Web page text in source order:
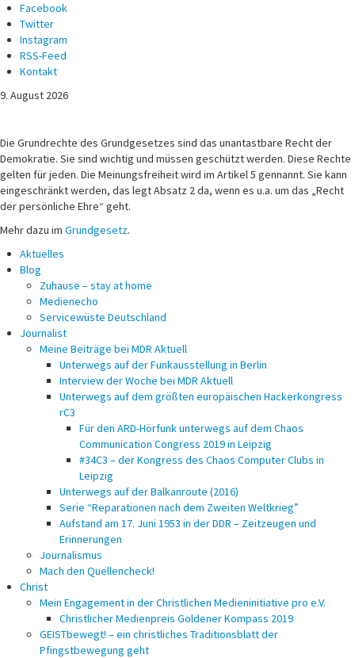
Facebook
Twitter
Instagram
RSS-Feed
Kontakt
9. August 2026
Michael Voß
Journalist und Christ
Die Grundrechte des Grundgesetzes sind das unantastbare Recht der
Demokratie. Sie sind wichtig und müssen geschützt werden. Diese Rechte
gelten für jeden. Die Meinungsfreiheit wird im Artikel 5 gennannt. Sie kann
eingeschränkt werden, das legt Absatz 2 da, wenn es u.a. um das „Recht
der persönliche Ehre“ geht.
Mehr dazu im Grundgesetz.
Aktuelles
Blog
Zuhause – stay at home
Medienecho
Servicewüste Deutschland
Journalist
Meine Beiträge bei MDR Aktuell
Unterwegs auf der Funkausstellung in Berlin
Interview der Woche bei MDR Aktuell
Unterwegs auf dem größten europäischen Hackerkongress
rC3
Für den ARD-Hörfunk unterwegs auf dem Chaos
Communication Congress 2019 in Leipzig
#34C3 – der Kongress des Chaos Computer Clubs in
Leipzig
Unterwegs auf der Balkanroute (2016)
Serie “Reparationen nach dem Zweiten Weltkrieg”
Aufstand am 17. Juni 1953 in der DDR – Zeitzeugen und
Erinnerungen
Journalismus
Mach den Quellencheck!
Christ
Mein Engagement in der Christlichen Medieninitiative pro e.V.
Christlicher Medienpreis Goldener Kompass 2019
GEISTbewegt! – ein christliches Traditionsblatt der
Pfingstbewegung geht